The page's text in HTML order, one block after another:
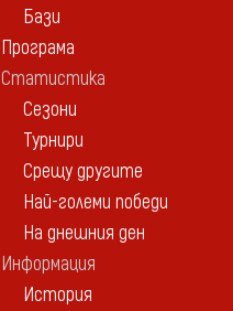
Бази
Програма
Статистика
Сезони
Турнири
Срещу другите
Най-големи победи
На днешния ден
Информация
История